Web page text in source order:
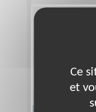
Ce
et